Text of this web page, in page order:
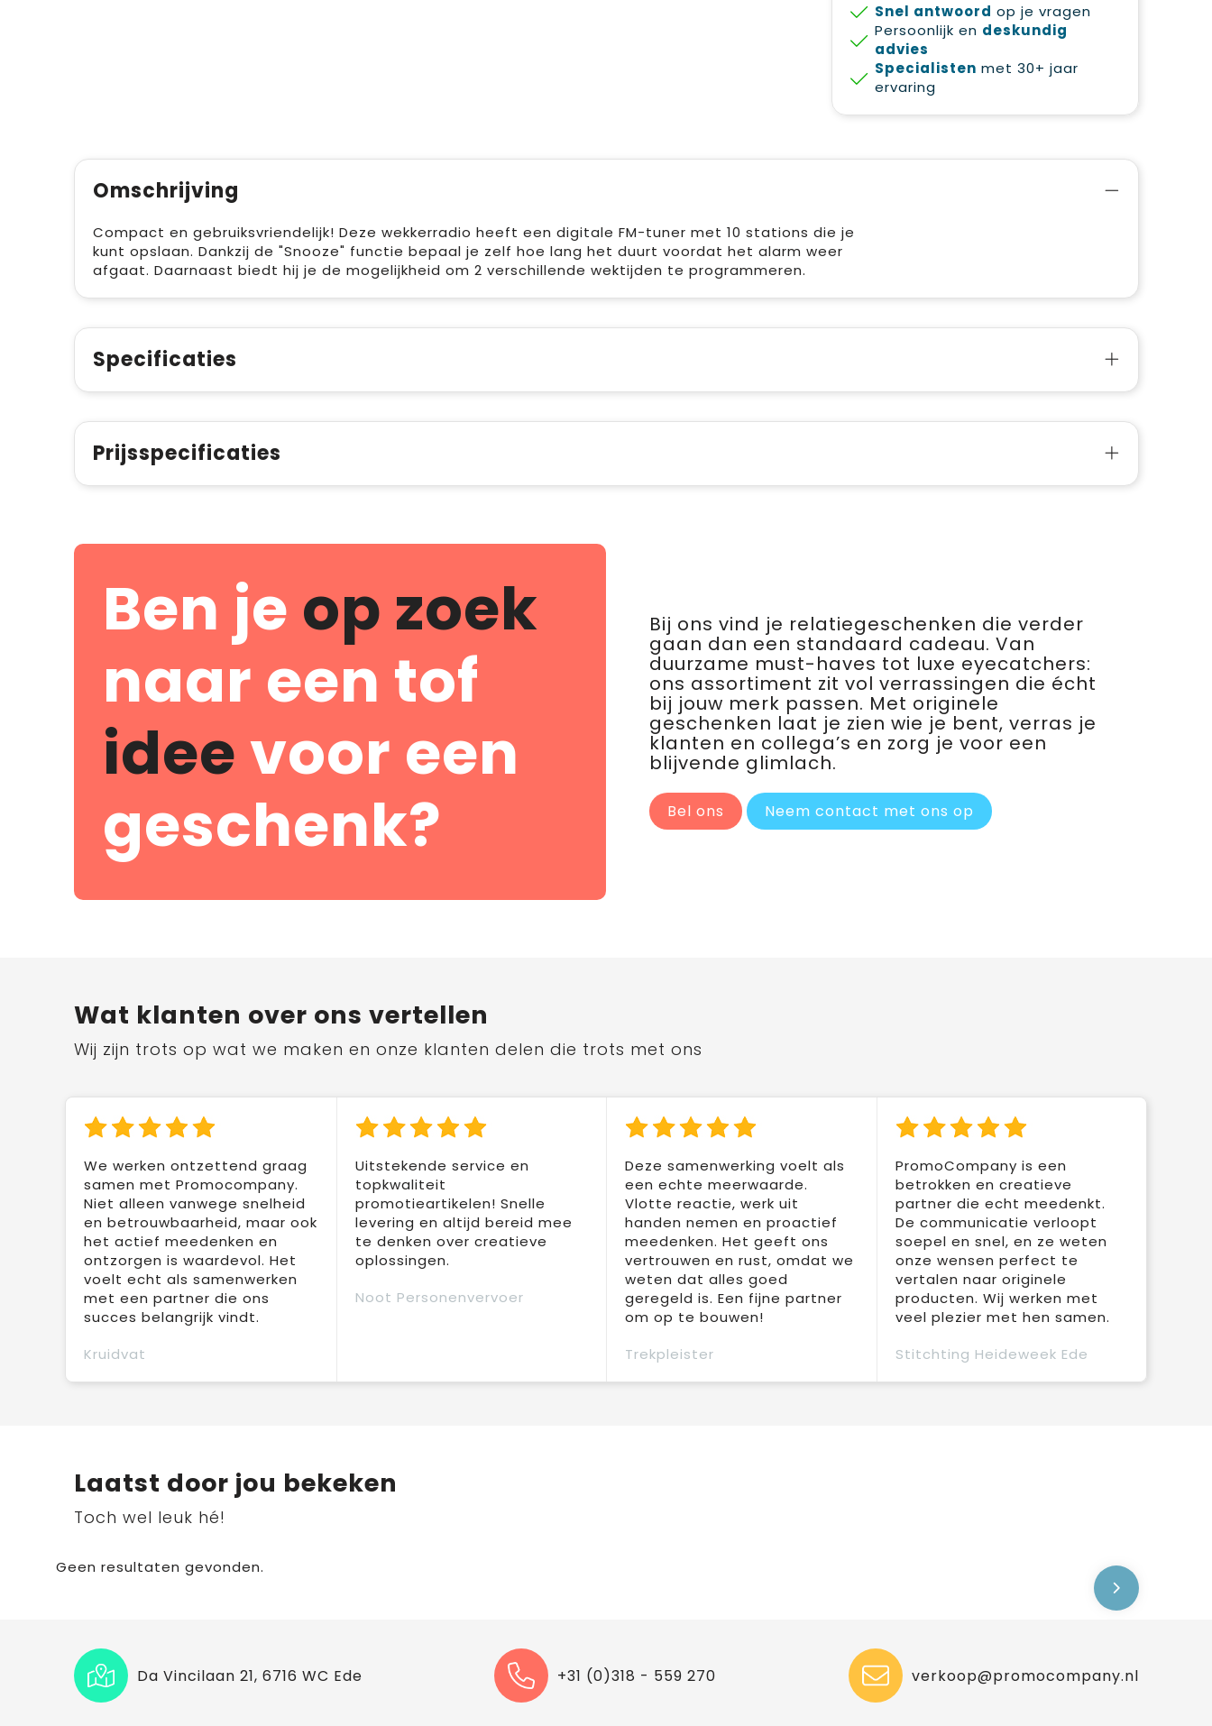
Snel antwoord op je vragen
Persoonlijk en deskundig
advies
Specialisten met 30+ jaar
ervaring
Omschrijving
Compact en gebruiksvriendelijk! Deze wekkerradio heeft een digitale FM-tuner met 10 stations die je
kunt opslaan. Dankzij de "Snooze" functie bepaal je zelf hoe lang het duurt voordat het alarm weer
afgaat. Daarnaast biedt hij je de mogelijkheid om 2 verschillende wektijden te programmeren.
Specificaties
Prijsspecificaties
Ben je op zoek
naar een tof
ideevoor een
geschenk?
Bij ons vind je relatiegeschenken die verder
gaan dan een standaard cadeau. Van
duurzame must-haves tot luxe eyecatchers:
ons assortiment zit vol verrassingen die écht
bij jouw merk passen. Met originele
geschenken laat je zien wie je bent, verras je
klanten en collega’s en zorg je voor een
blijvende glimlach.
Bel ons Neem contact met ons op
Wat klanten over ons vertellen
Wij zijn trots op wat we maken en onze klanten delen die trots met ons
We werken ontzettend graag
samen met Promocompany.
Niet alleen vanwege snelheid
en betrouwbaarheid, maar ook
het actief meedenken en
ontzorgen is waardevol. Het
voelt echt als samenwerken
met een partner die ons
succes belangrijk vindt.
Kruidvat
Uitstekende service en
topkwaliteit
promotieartikelen! Snelle
levering en altijd bereid mee
te denken over creatieve
oplossingen.
Noot Personenvervoer
Deze samenwerking voelt als
een echte meerwaarde.
Vlotte reactie, werk uit
handen nemen en proactief
meedenken. Het geeft ons
vertrouwen en rust, omdat we
weten dat alles goed
geregeld is. Een fijne partner
om op te bouwen!
Trekpleister
PromoCompany is een
betrokken en creatieve
partner die echt meedenkt.
De communicatie verloopt
soepel en snel, en ze weten
onze wensen perfect te
vertalen naar originele
producten. Wij werken met
veel plezier met hen samen.
Stitchting Heideweek Ede
Laatst door jou bekeken
Toch wel leuk hé!
Geen resultaten gevonden.
Da Vincilaan 21, 6716 WC Ede +31 (0)318 - 559 270 verkoop@promocompany.nl